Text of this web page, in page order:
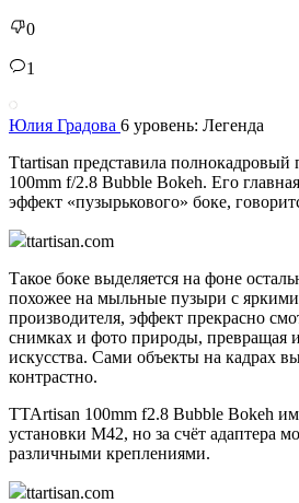
0
1
Юлия Градова 6 уровень: Легенда
Ttartisan представила полнокадровый
100mm f/2.8 Bubble Bokeh. Его
эффект «пузырькового» боке,
ttartisan.com
Такое боке выделяется на фоне
похожее на мыльные пузыри с
производителя, эффект прекрасно
снимках и фото природы, превращая
искусства. Сами объекты на кадрах
контрастно.
TTArtisan 100mm f2.8 Bubble Bokeh
установки М42, но за счёт адаптера
различными креплениями.
ttartisan.com